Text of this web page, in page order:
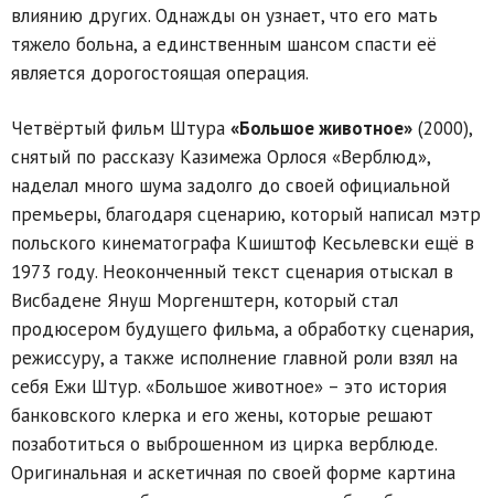
влиянию других. Однажды он узнает, что его мать
тяжело больна, а единственным шансом спасти её
является дорогостоящая операция.
Четвёртый фильм Штура «Большое животное» (2000),
снятый по рассказу Казимежа Орлося «Верблюд»,
наделал много шума задолго до своей официальной
премьеры, благодаря сценарию, который написал мэтр
польского кинематографа Кшиштоф Кесьлевски ещё в
1973 году. Неоконченный текст сценария отыскал в
Висбадене Януш Моргенштерн, который стал
продюсером будущего фильма, а обработку сценария,
режиссуру, а также исполнение главной роли взял на
себя Ежи Штур. «Большое животное» – это история
банковского клерка и его жены, которые решают
позаботиться о выброшенном из цирка верблюде.
Оригинальная и аскетичная по своей форме картина